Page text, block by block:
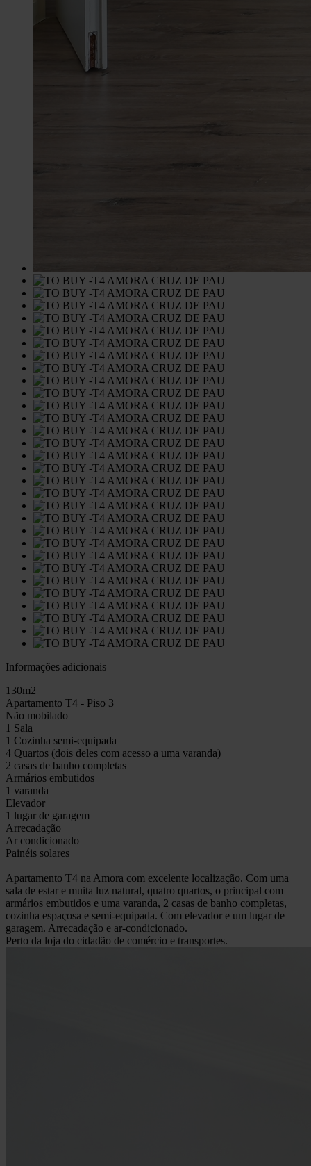
Informações adicionais
130m2
Apartamento T4 - Piso 3
Não mobilado
1 Sala
1 Cozinha semi-equipada
4 Quartos (dois deles com acesso a uma varanda)
2 casas de banho completas
Armários embutidos
1 varanda
Elevador
1 lugar de garagem
Arrecadação
Ar condicionado
Painéis solares
Apartamento T4 na Amora com excelente localização. Com uma
sala de estar e muita luz natural, quatro quartos, o principal com
armários embutidos e uma varanda, 2 casas de banho completas,
cozinha espaçosa e semi-equipada. Com elevador e um lugar de
garagem. Arrecadação e ar-condicionado.
Perto da loja do cidadão de comércio e transportes.